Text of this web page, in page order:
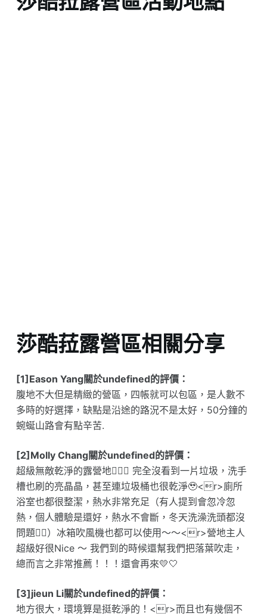
莎酷菈露營區相關分享
[1]Eason Yang關於undefined的評價：
腹地不大但是精緻的營區，四帳就可以包區，是人數不
多時的好選擇，缺點是沿途的路況不是太好，50分鐘的
蜿蜒山路會有點辛苦.
[2]Molly Chang關於undefined的評價：
超級無敵乾淨的露營地👍🏻😊 完全沒看到一片垃圾，洗手
槽也刷的亮晶晶，甚至連垃圾桶也很乾淨🥹<r>廁所
浴室也都很整潔，熱水非常充足（有人提到會忽冷忽
熱，個人體驗是還好，熱水不會斷，冬天洗澡洗頭都沒
問題👍🏻）冰箱吹風機也都可以使用～～<r>營地主人
超級好很Nice ～ 我們到的時候還幫我們把落葉吹走，
總而言之非常推薦！！！還會再來💛🤍
[3]jieun Li關於undefined的評價：
地方很大，環境算是挺乾淨的！<r>而且也有幾個不